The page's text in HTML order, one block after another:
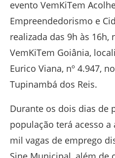
evento VemKiTem
Empreendedorismo e
realizada das 9h às 16h,
VemKiTem Goiânia,
Eurico Viana, nº 4.947,
Tupinambá dos Reis.
Durante os dois dias de
população terá acesso
mil vagas de emprego